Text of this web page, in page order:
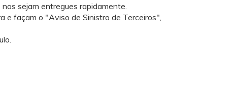
sejam entregues rapidamente.
e façam o "Aviso de Sinistro de Terceiros",